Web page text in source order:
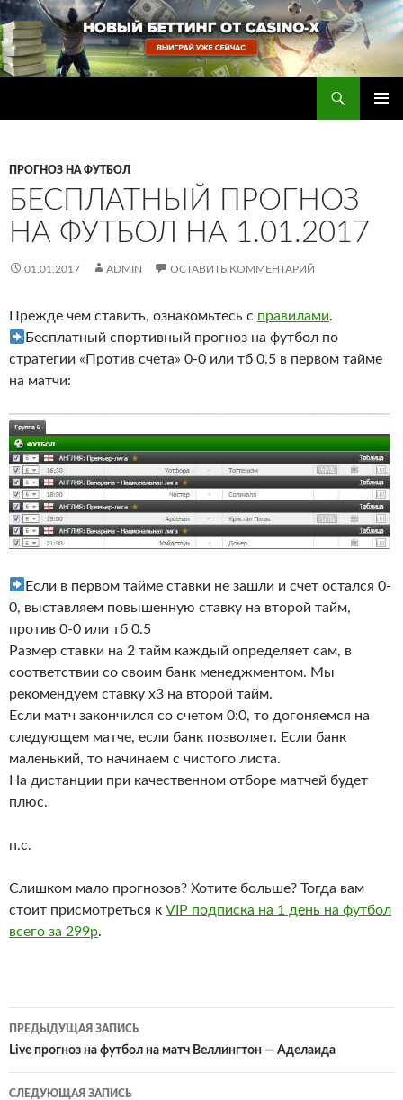
Перейти
к
содержимому
ПРОГНОЗ НА ФУТБОЛ
БЕСПЛАТНЫЙ ПРОГНОЗ
НА ФУТБОЛ НА 1.01.2017
01.01.2017 ADMIN ОСТАВИТЬ КОММЕНТАРИЙ
Прежде чем ставить, ознакомьтесь с правилами.
Бесплатный спортивный прогноз на футбол по
стратегии «Против счета» 0-0 или тб 0.5 в первом тайме
на матчи:
Если в первом тайме ставки не зашли и счет остался 0-
0, выставляем повышенную ставку на второй тайм,
против 0-0 или тб 0.5
Размер ставки на 2 тайм каждый определяет сам, в
соответствии со своим банк менеджментом. Мы
рекомендуем ставку х3 на второй тайм.
Если матч закончился со счетом 0:0, то догоняемся на
следующем матче, если банк позволяет. Если банк
маленький, то начинаем с чистого листа.
На дистанции при качественном отборе матчей будет
плюс.
п.с.
Слишком мало прогнозов? Хотите больше? Тогда вам
стоит присмотреться к VIP подписка на 1 день на футбол
всего за 299р.
Навигация
по
записям
ПРЕДЫДУЩАЯ ЗАПИСЬ
Live прогноз на футбол на матч Веллингтон — Аделаида
СЛЕДУЮЩАЯ ЗАПИСЬ